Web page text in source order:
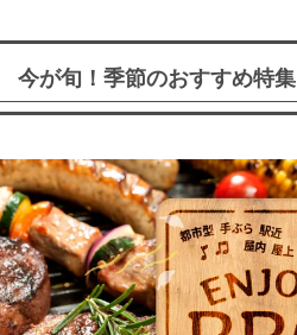
今が旬！季節のおすすめ特集